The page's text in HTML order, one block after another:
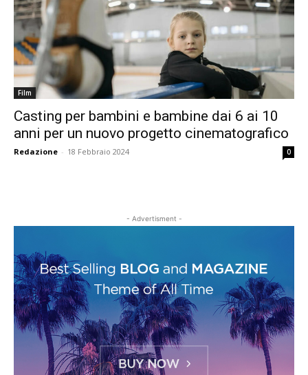
Film
Casting per bambini e bambine dai 6 ai 10
anni per un nuovo progetto cinematografico
Redazione - 18 Febbraio 2024 0
- Advertisment -